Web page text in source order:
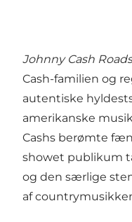
Johnny Cash
Cash-familien og
autentiske
amerikanske
Cashs berømte
showet publikum
og den særlige
af